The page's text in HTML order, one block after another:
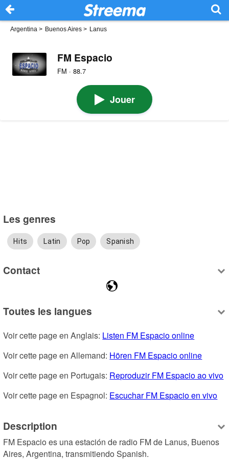
Argentina > Buenos Aires > Lanus
FM Espacio
FM · 88.7
Jouer
Les genres
Hits Latin Pop Spanish
Contact
Toutes les langues
Voir cette page en Anglais: Listen FM Espacio online
Voir cette page en Allemand: Hören FM Espacio online
Voir cette page en Portugais: Reproduzir FM Espacio ao vivo
Voir cette page en Espagnol: Escuchar FM Espacio en vivo
Description
FM Espacio es una estación de radio FM de Lanus, Buenos
Aires, Argentina, transmitiendo Spanish.